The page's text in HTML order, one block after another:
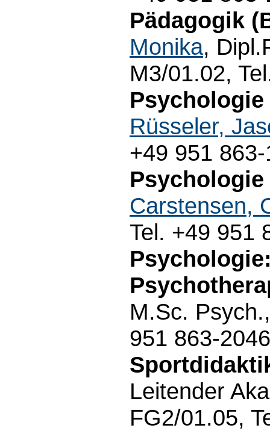
Pädagogik
Monika,
M3/01.02,
Rüsseler,
+49 951
Carstensen,
Tel. +49 951
M.Sc.
951 863-2046
Leitender
FG2/01.05,